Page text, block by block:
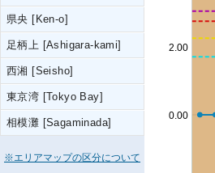
県央 [Ken-o]
足柄上 [Ashigara-kami]
西湘 [Seisho]
東京湾 [Tokyo Bay]
相模灘 [Sagaminada]
※エリアマップの区分について